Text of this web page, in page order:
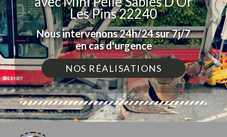
Les Pins 22240
Nous intervenons 24h/24 sur 7j/7
en cas d'urgence
NOS RÉALISATIONS